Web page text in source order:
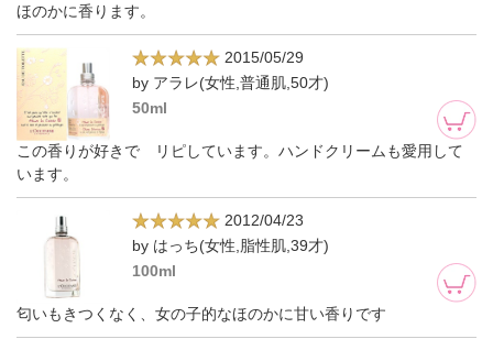
ほのかに香ります。
2015/05/29
by アラレ(女性,普通肌,50才)
50ml
この香りが好きで リピしています。ハンドクリームも愛用して
います。
2012/04/23
by はっち(女性,脂性肌,39才)
100ml
匂いもきつくなく、女の子的なほのかに甘い香りです